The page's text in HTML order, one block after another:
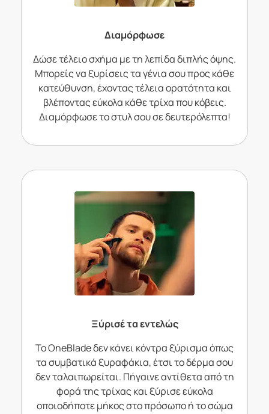
Διαμόρφωσε
Δώσε τέλειο σχήμα με τη λεπίδα διπλής όψης.
Μπορείς να ξυρίσεις τα γένια σου προς κάθε
κατεύθυνση, έχοντας τέλεια ορατότητα και
βλέποντας εύκολα κάθε τρίχα που κόβεις.
Διαμόρφωσε το στυλ σου σε δευτερόλεπτα!
Ξύρισέ τα εντελώς
Το OneBlade δεν κάνει κόντρα ξύρισμα όπως
τα συμβατικά ξυραφάκια, έτσι το δέρμα σου
δεν ταλαιπωρείται. Πήγαινε αντίθετα από τη
φορά της τρίχας και ξύρισε εύκολα
οποιοδήποτε μήκος στο πρόσωπο ή το σώμα